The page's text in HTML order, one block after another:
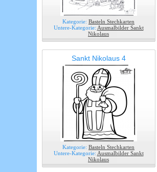
Kategorie: Basteln Stechkarten
Untere-Kategorie: Ausmalbilder Sankt
Nikolaus
Sankt Nikolaus 4
Kategorie: Basteln Stechkarten
Untere-Kategorie: Ausmalbilder Sankt
Nikolaus